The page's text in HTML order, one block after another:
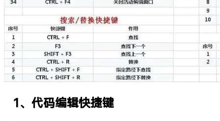
1、代码编辑快捷键